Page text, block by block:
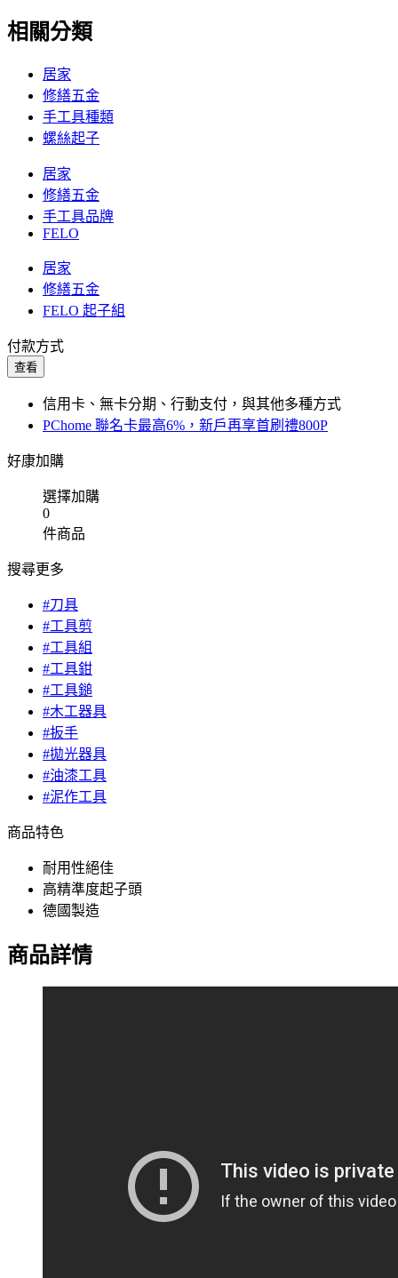
相關分類
居家
修繕五金
手工具種類
螺絲起子
居家
修繕五金
手工具品牌
FELO
居家
修繕五金
FELO 起子組
付款方式
查看
信用卡、無卡分期、行動支付，與其他多種方式
PChome 聯名卡最高6%，新戶再享首刷禮800P
好康加購
選擇加購
0
件商品
搜尋更多
#刀具
#工具剪
#工具組
#工具鉗
#工具鎚
#木工器具
#扳手
#拋光器具
#油漆工具
#泥作工具
商品特色
耐用性絕佳
高精準度起子頭
德國製造
商品詳情